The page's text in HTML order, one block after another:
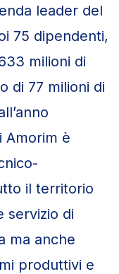
leader del
75 dipendenti,
milioni di
di 77 milioni di
Amorim è
il territorio
servizio di
ma anche
produttivi e